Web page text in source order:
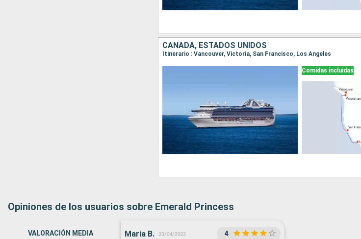
CANADÁ, ESTADOS UNIDOS
Itinerario : Vancouver, Victoria, San Francisco, Los Angeles
Comidas incluidas
Opiniones de los usuarios sobre Emerald Princess
VALORACIÓN MEDIA Maria B. 23/04/2023 4